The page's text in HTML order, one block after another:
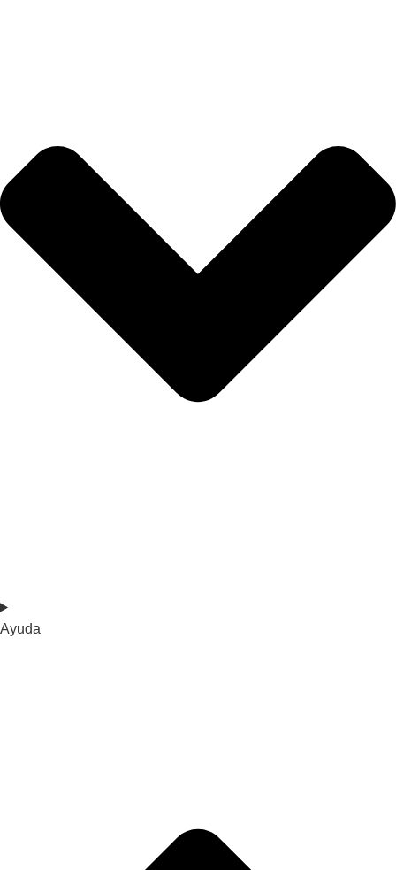
Ayuda